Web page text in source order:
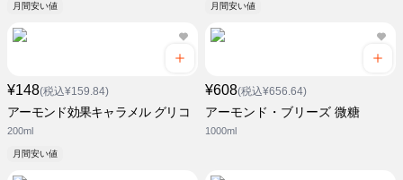
月間安い値 月間安い値
¥148(税込¥159.84)
アーモンド効果キャラメル グリコ
200ml
月間安い値
¥608(税込¥656.64)
アーモンド・ブリーズ 微糖
1000ml